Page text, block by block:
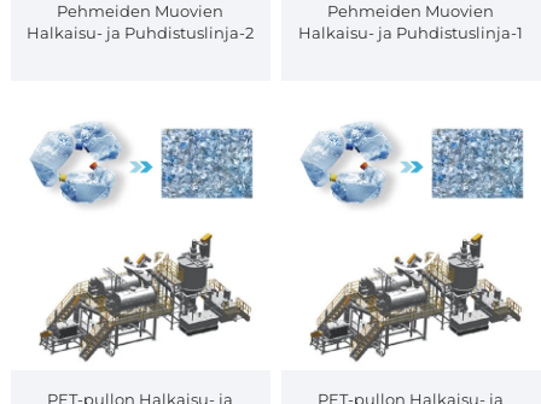
Pehmeiden Muovien
Halkaisu- ja Puhdistuslinja-2
Pehmeiden Muovien
Halkaisu- ja Puhdistuslinja-1
PET-pullon Halkaisu- ja PET-pullon Halkaisu- ja